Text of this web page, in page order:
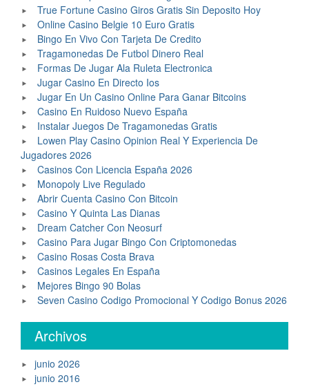
True Fortune Casino Giros Gratis Sin Deposito Hoy
Online Casino Belgie 10 Euro Gratis
Bingo En Vivo Con Tarjeta De Credito
Tragamonedas De Futbol Dinero Real
Formas De Jugar Ala Ruleta Electronica
Jugar Casino En Directo Ios
Jugar En Un Casino Online Para Ganar Bitcoins
Casino En Ruidoso Nuevo España
Instalar Juegos De Tragamonedas Gratis
Lowen Play Casino Opinion Real Y Experiencia De
Jugadores 2026
Casinos Con Licencia España 2026
Monopoly Live Regulado
Abrir Cuenta Casino Con Bitcoin
Casino Y Quinta Las Dianas
Dream Catcher Con Neosurf
Casino Para Jugar Bingo Con Criptomonedas
Casino Rosas Costa Brava
Casinos Legales En España
Mejores Bingo 90 Bolas
Seven Casino Codigo Promocional Y Codigo Bonus 2026
Archivos
junio 2026
junio 2016